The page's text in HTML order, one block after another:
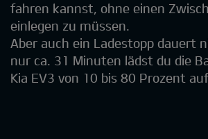
fahren kannst, ohne einen
einlegen zu müssen.
Aber auch ein Ladestopp dauert
nur ca. 31 Minuten lädst du die
Kia EV3 von 10 bis 80 Prozent